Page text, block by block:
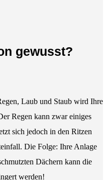
gewusst?
Laub und Staub wird Ihre
Regen kann zwar einiges
sich jedoch in den Ritzen
Die Folge: Ihre Anlage
Dächern kann die
werden!